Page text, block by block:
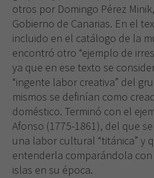
otros por Domingo Pérez
Gobierno de Canarias. En el
incluido en el catálogo de la
encontró otro “ejemplo de
ya que en ese texto se
“ingente labor creativa” del
mismos se definían como
doméstico. Terminó con el
Afonso (1775-1861), del que
una labor cultural “titánica” y
entenderla comparándola
islas en su época.